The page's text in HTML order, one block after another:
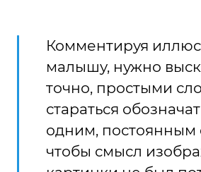
Комментируя
малышу, нужно
точно, простыми
стараться
одним, постоянным
чтобы смысл